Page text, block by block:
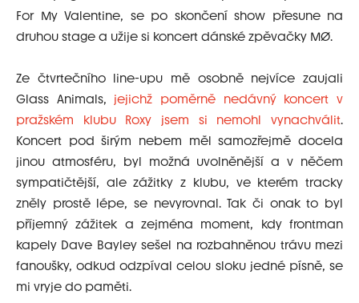
For My Valentine, se po skončení show přesune na
druhou stage a užije si koncert dánské zpěvačky MØ.
Ze čtvrtečního line-upu mě osobně nejvíce zaujali
Glass Animals, jejichž poměrně nedávný koncert v
pražském klubu Roxy jsem si nemohl vynachválit.
Koncert pod širým nebem měl samozřejmě docela
jinou atmosféru, byl možná uvolněnější a v něčem
sympatičtější, ale zážitky z klubu, ve kterém tracky
zněly prostě lépe, se nevyrovnal. Tak či onak to byl
příjemný zážitek a zejména moment, kdy frontman
kapely Dave Bayley sešel na rozbahněnou trávu mezi
fanoušky, odkud odzpíval celou sloku jedné písně, se
mi vryje do paměti.